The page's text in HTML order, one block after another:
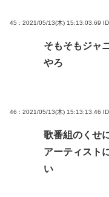
45 : 2021/05/13(木) 15:13:03.69
そもそもジャ
やろ
46 : 2021/05/13(木) 15:13:13.46
歌番組のくせ
アーティスト
い